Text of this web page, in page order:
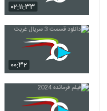
۰۲:۱۱:۳۳
۰۰:۳۲